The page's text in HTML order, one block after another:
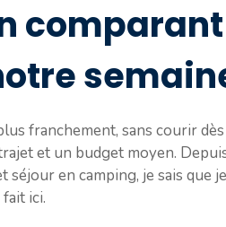
franchement, sans courir
et un budget moyen.
en camping, je sais que
ici.